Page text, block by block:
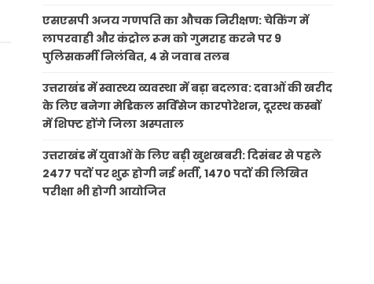
एसएसपी अजय गणपति का औचक निरीक्षण: चेकिंग में
लापरवाही और कंट्रोल रूम को गुमराह करने पर 9
पुलिसकर्मी निलंबित, 4 से जवाब तलब
उत्तराखंड में स्वास्थ्य व्यवस्था में बड़ा बदलाव: दवाओं की खरीद
के लिए बनेगा मेडिकल सर्विसेज कारपोरेशन, दूरस्थ कस्बों
में शिफ्ट होंगे जिला अस्पताल
उत्तराखंड में युवाओं के लिए बड़ी खुशखबरी: दिसंबर से पहले
2477 पदों पर शुरू होगी नई भर्ती, 1470 पदों की लिखित
परीक्षा भी होगी आयोजित